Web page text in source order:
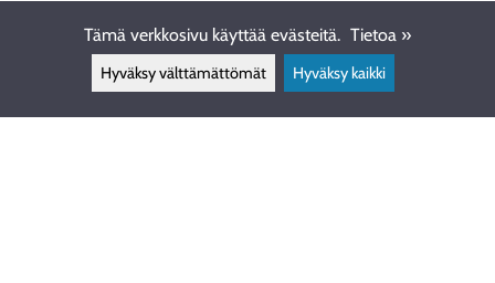
Tämä verkkosivu käyttää evästeitä. Tietoa »
Hyväksy välttämättömät Hyväksy kaikki